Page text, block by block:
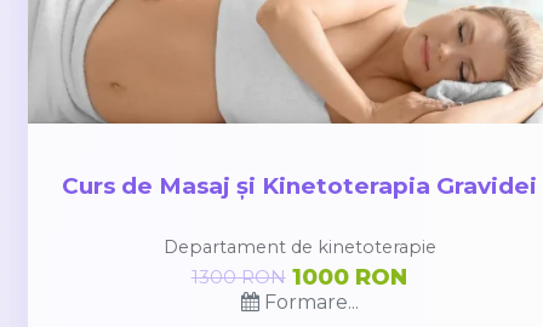
Curs de Masaj și Kinetoterapia Gravidei
Departament de kinetoterapie
Formare...
1300 RON 1000 RON